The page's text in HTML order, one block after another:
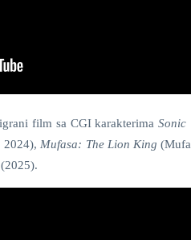
film sa CGI karakterimaSonic
2024), Mufasa: The Lion King
(2025).